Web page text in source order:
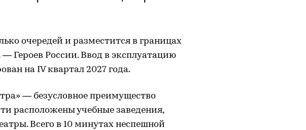
очередей и разместится в границах
Героев России. Ввод в эксплуатацию
на IV квартал 2027 года.
— безусловное преимущество
расположены учебные заведения,
Всего в 10 минутах неспешной